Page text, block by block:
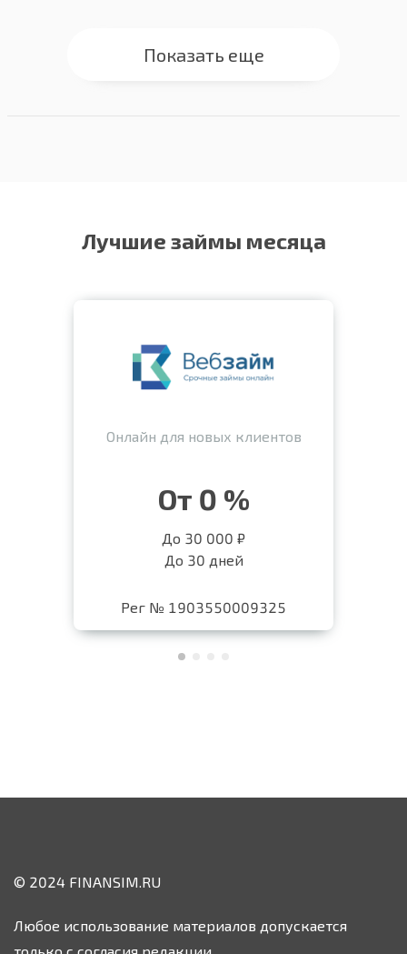
Показать еще
Лучшие займы месяца
Онлайн для новых клиентов
От 0 %
До 30 000 ₽
До 30 дней
Рег № 1903550009325
© 2024 FINANSIM.RU
Любое использование материалов допускается